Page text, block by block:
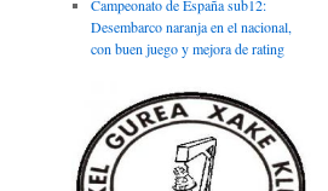
Campeonato de España sub12:
Desembarco naranja en el nacional,
con buen juego y mejora de rating